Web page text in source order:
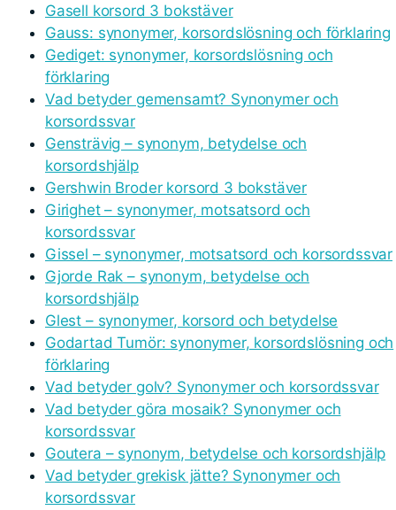
Gasell korsord 3 bokstäver
Gauss: synonymer, korsordslösning och förklaring
Gediget: synonymer, korsordslösning och
förklaring
Vad betyder gemensamt? Synonymer och
korsordssvar
Gensträvig – synonym, betydelse och
korsordshjälp
Gershwin Broder korsord 3 bokstäver
Girighet – synonymer, motsatsord och
korsordssvar
Gissel – synonymer, motsatsord och korsordssvar
Gjorde Rak – synonym, betydelse och
korsordshjälp
Glest – synonymer, korsord och betydelse
Godartad Tumör: synonymer, korsordslösning och
förklaring
Vad betyder golv? Synonymer och korsordssvar
Vad betyder göra mosaik? Synonymer och
korsordssvar
Goutera – synonym, betydelse och korsordshjälp
Vad betyder grekisk jätte? Synonymer och
korsordssvar